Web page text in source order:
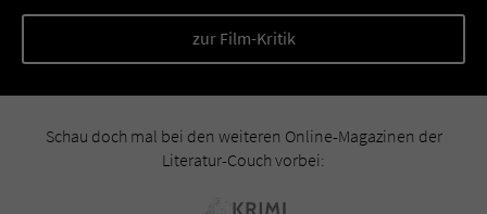
zur Film-Kritik
Schau doch mal bei den weiteren Online-Magazinen der
Literatur-Couch vorbei: